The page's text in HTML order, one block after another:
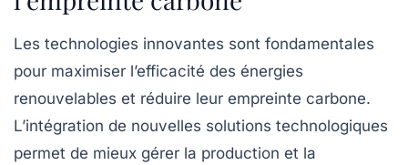
Les technologies innovantes sont fondamentales
pour maximiser l’efficacité des énergies
renouvelables et réduire leur empreinte carbone.
L’intégration de nouvelles solutions technologiques
permet de mieux gérer la production et la